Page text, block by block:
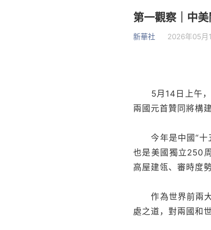
第一觀察｜中
新華社 2026年05月
5月14日上午，
兩國元首贊同將構
今年是中國“十五
也是美國獨立250
高屋建瓴、審時度
作為世界前兩大
處之道，對兩國和